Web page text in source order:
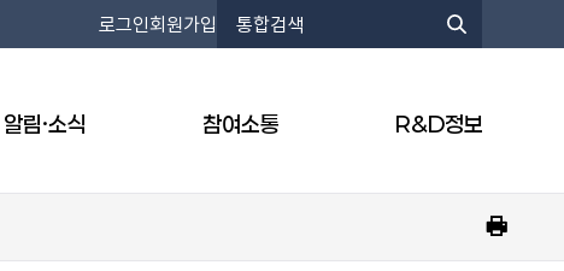
로그인회원가입
검
입
통
알림·소식 참여소통 R&D정보
프
린